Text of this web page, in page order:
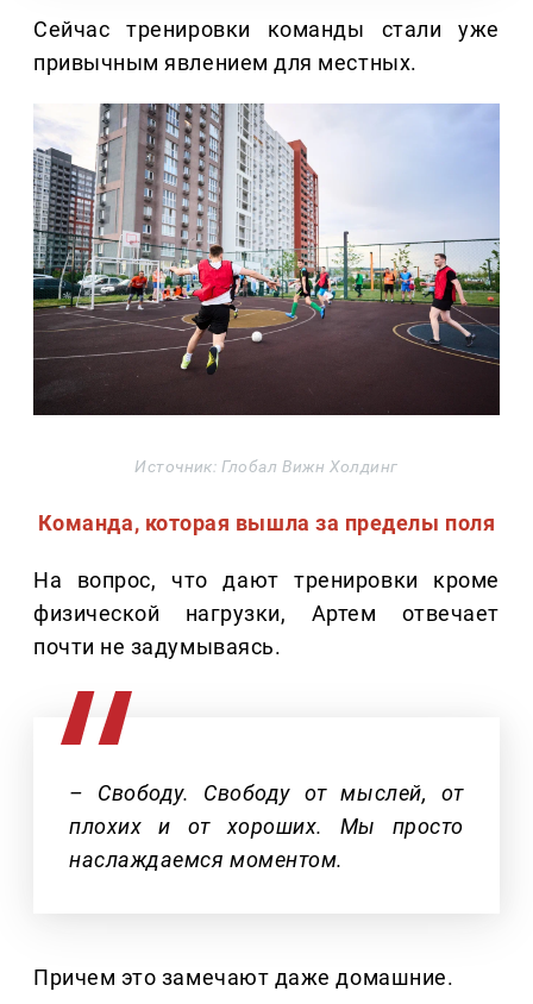
Сейчас тренировки команды стали уже
привычным явлением для местных.
Источник: Глобал Вижн Холдинг
Команда, которая вышла за пределы поля
На вопрос, что дают тренировки кроме
физической нагрузки, Артем отвечает
почти не задумываясь.
– Свободу. Свободу от мыслей, от
плохих и от хороших. Мы просто
наслаждаемся моментом.
Причем это замечают даже домашние.